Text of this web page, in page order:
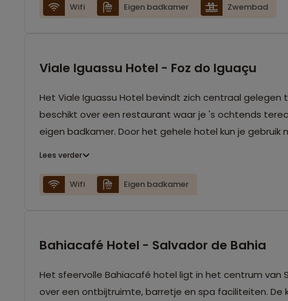
Wifi Eigen badkamer Zwembad
Viale Iguassu Hotel - Foz do Iguaçu
Het Viale Iguassu Hotel bevindt zich centraal
beschikt over een restaurant waar je 's ochtends
eigen badkamer. Door het gehele hotel kun je gebruik
Lees verder
Wifi Eigen badkamer
Bahiacafé Hotel - Salvador de Bahia
Het sfeervolle Bahiacafé hotel ligt in het centrum van
over een ontbijtruimte, barretje en spa faciliteiten. De